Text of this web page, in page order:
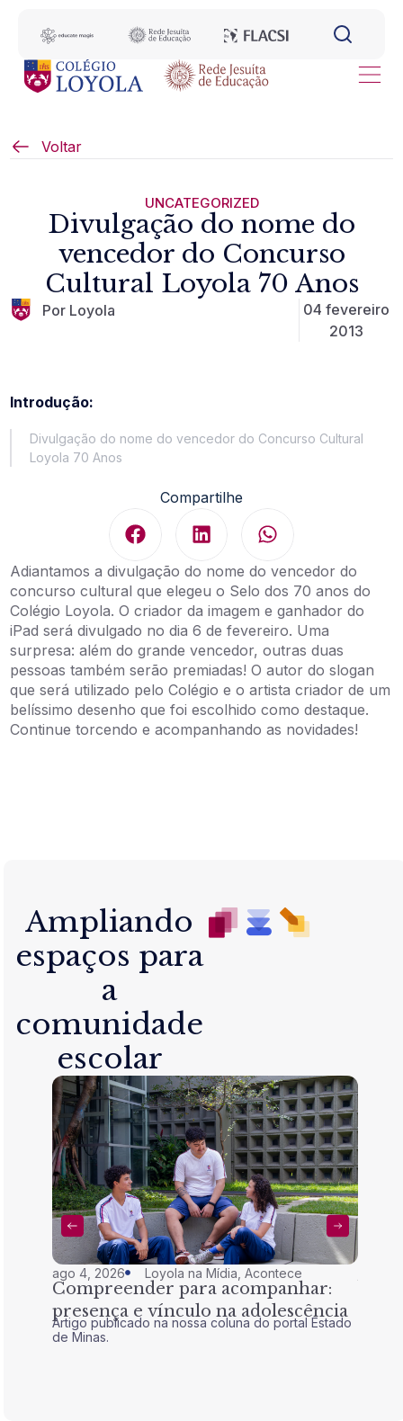
Voltar
UNCATEGORIZED
Divulgação do nome do
vencedor do Concurso
Cultural Loyola 70 Anos
Por Loyola
04 fevereiro
2013
Introdução:
Divulgação do nome do vencedor do Concurso Cultural
Loyola 70 Anos
Compartilhe
Adiantamos a divulgação do nome do vencedor do
concurso cultural que elegeu o Selo dos 70 anos do
Colégio Loyola. O criador da imagem e ganhador do
iPad será divulgado no dia 6 de fevereiro. Uma
surpresa: além do grande vencedor, outras duas
pessoas também serão premiadas! O autor do slogan
que será utilizado pelo Colégio e o artista criador de um
belíssimo desenho que foi escolhido como destaque.
Continue torcendo e acompanhando as novidades!
Ampliando
espaços para
a
comunidade
escolar
ago 4, 2026 Loyola na Mídia ,Acontece
Compreender para acompanhar:
presença e vínculo na adolescência
Artigo publicado na nossa coluna do portal Estado
de Minas.